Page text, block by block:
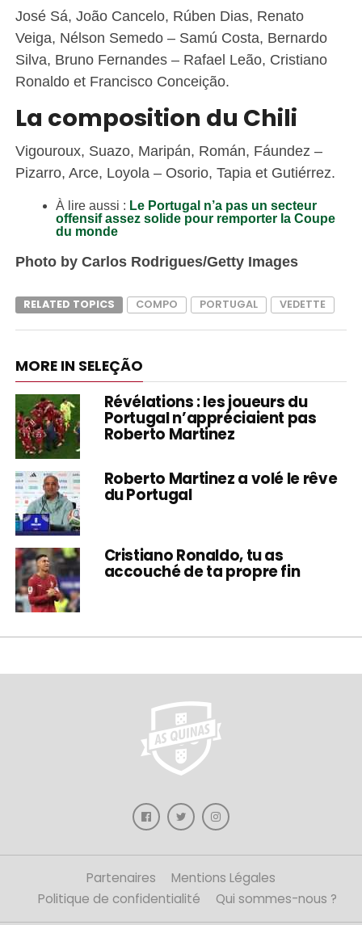
José Sá, João Cancelo, Rúben Dias, Renato
Veiga, Nélson Semedo – Samú Costa, Bernardo
Silva, Bruno Fernandes – Rafael Leão, Cristiano
Ronaldo et Francisco Conceição.
La composition du Chili
Vigouroux, Suazo, Maripán, Román, Fáundez –
Pizarro, Arce, Loyola – Osorio, Tapia et Gutiérrez.
À lire aussi : Le Portugal n’a pas un secteur
offensif assez solide pour remporter la Coupe
du monde
Photo by Carlos Rodrigues/Getty Images
RELATED TOPICS COMPO PORTUGAL VEDETTE
MORE IN SELEÇÃO
Révélations : les joueurs du
Portugal n’appréciaient pas
Roberto Martinez
Roberto Martinez a volé le rêve
du Portugal
Cristiano Ronaldo, tu as
accouché de ta propre fin
Partenaires
Mentions Légales
Politique de confidentialité
Qui sommes-nous ?